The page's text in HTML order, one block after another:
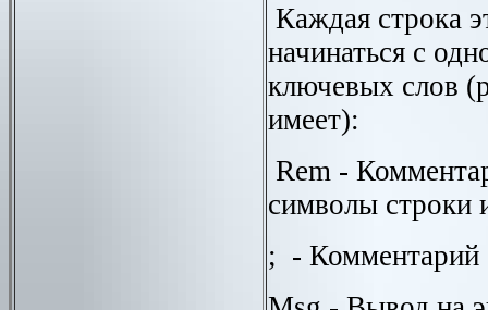
Каждая строка
начинаться с
ключевых слов
имеет):
Rem -
символы строки
; - Комментарий